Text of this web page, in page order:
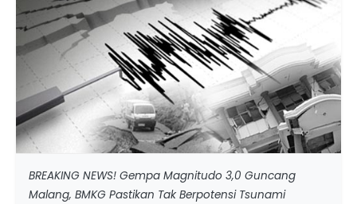
BREAKING NEWS! Gempa Magnitudo 3,0 Guncang
Malang, BMKG Pastikan Tak Berpotensi Tsunami